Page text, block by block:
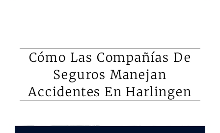
Cómo Las Compañías De
Seguros Manejan
Accidentes En Harlingen